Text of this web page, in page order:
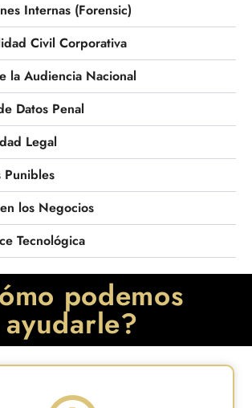
Internas (Forensic)
Civil Corporativa
la Audiencia Nacional
Datos Penal
Legal
Punibles
los Negocios
Tecnológica
podemos
ayudarle?